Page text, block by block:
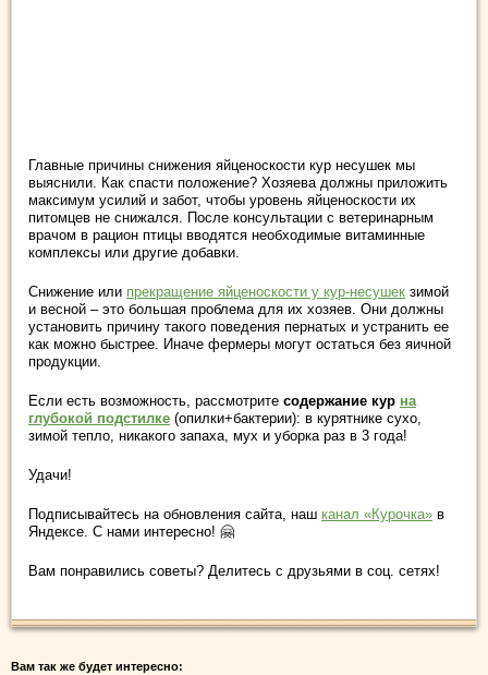
Главные причины снижения яйценоскости кур несушек мы
выяснили. Как спасти положение? Хозяева должны приложить
максимум усилий и забот, чтобы уровень яйценоскости их
питомцев не снижался. После консультации с ветеринарным
врачом в рацион птицы вводятся необходимые витаминные
комплексы или другие добавки.
Снижение или прекращение яйценоскости у кур-несушек зимой
и весной – это большая проблема для их хозяев. Они должны
установить причину такого поведения пернатых и устранить ее
как можно быстрее. Иначе фермеры могут остаться без яичной
продукции.
Если есть возможность, рассмотрите содержание кур на
глубокой подстилке (опилки+бактерии): в курятнике сухо,
зимой тепло, никакого запаха, мух и уборка раз в 3 года!
Удачи!
Подписывайтесь на обновления сайта, наш канал «Курочка» в
Яндексе. С нами интересно! 🤗
Вам понравились советы? Делитесь с друзьями в соц. сетях!
Вам так же будет интересно: